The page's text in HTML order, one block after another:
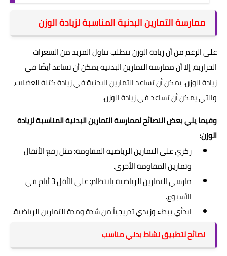
ممارسة التمارين البدنية المناسبة لزيادة الوزن
على الرغم من أن زيادة الوزن تتطلب تناول المزيد من السعرات
الحرارية، إلا أن ممارسة التمارين البدنية يمكن أن تساعد أيضًا في
زيادة الوزن. يمكن أن تساعد التمارين البدنية في زيادة كتلة العضلات،
والتي يمكن أن تساعد في زيادة الوزن.
وفيما يلي بعض النصائح لممارسة التمارين البدنية المناسبة لزيادة
الوزن:
ركزي على التمارين الرياضية المقاومة: مثل رفع الأثقال
وتمارين المقاومة الأخرى.
مارسي التمارين الرياضية بانتظام: على الأقل 3 أيام في
الأسبوع.
ابدأي ببطء وزيدي تدريجياً من شدة ومدة التمارين الرياضية.
نصائح لتطبيق نشاط بدني مناسب